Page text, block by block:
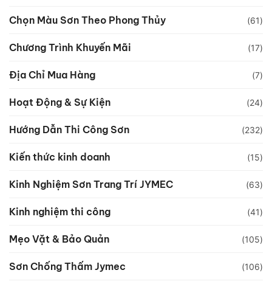
Chọn Màu Sơn Theo Phong Thủy (61)
Chương Trình Khuyến Mãi (17)
Địa Chỉ Mua Hàng (7)
Hoạt Động & Sự Kiện (24)
Hướng Dẫn Thi Công Sơn (232)
Kiến thức kinh doanh (15)
Kinh Nghiệm Sơn Trang Trí JYMEC (63)
Kinh nghiệm thi công (41)
Mẹo Vặt & Bảo Quản (105)
Sơn Chống Thấm Jymec (106)